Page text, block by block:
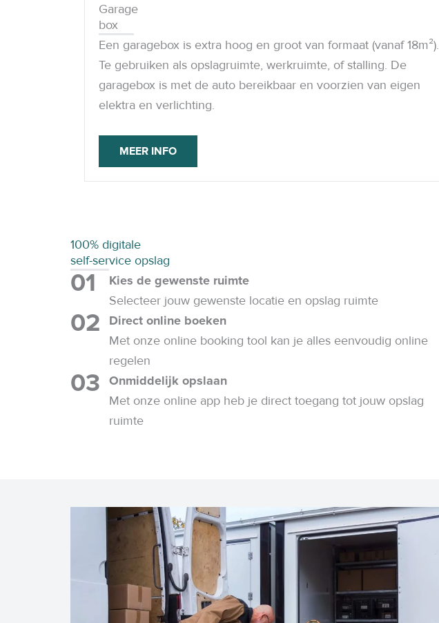
Garage
box
Een garagebox is extra hoog en groot van formaat (vanaf 18m²).
Te gebruiken als opslagruimte, werkruimte, of stalling. De
garagebox is met de auto bereikbaar en voorzien van eigen
elektra en verlichting.
MEER INFO
100% digitale
self-service opslag
01
Kies de gewenste ruimte
Selecteer jouw gewenste locatie en opslag ruimte
02
Direct online boeken
Met onze online booking tool kan je alles eenvoudig online
regelen
03
Onmiddelijk opslaan
Met onze online app heb je direct toegang tot jouw opslag
ruimte